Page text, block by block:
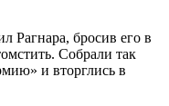
Рагнара, бросив его в
Собрали так
и вторглись в